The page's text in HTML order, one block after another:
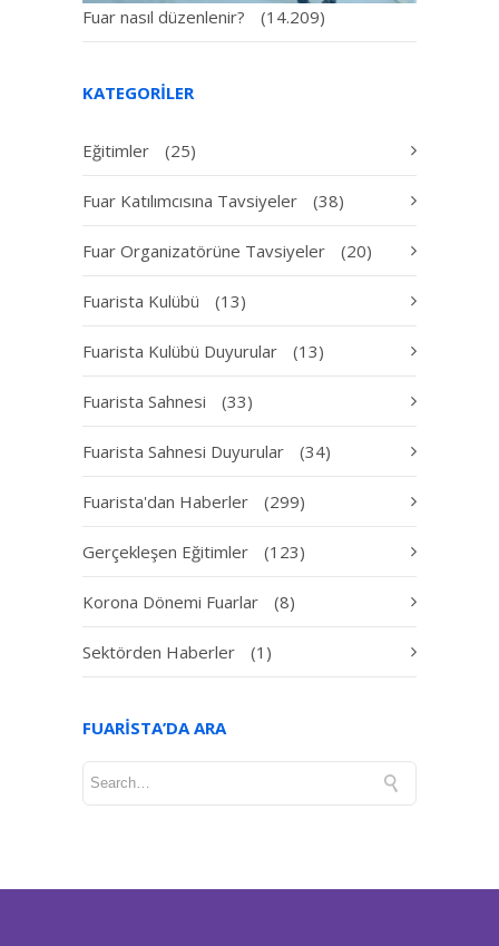
Fuar nasıl düzenlenir? (14.209)
KATEGORILER
Eğitimler (25)
Fuar Katılımcısına Tavsiyeler (38)
Fuar Organizatörüne Tavsiyeler (20)
Fuarista Kulübü (13)
Fuarista Kulübü Duyurular (13)
Fuarista Sahnesi (33)
Fuarista Sahnesi Duyurular (34)
Fuarista'dan Haberler (299)
Gerçekleşen Eğitimler (123)
Korona Dönemi Fuarlar (8)
Sektörden Haberler (1)
FUARISTA’DA ARA